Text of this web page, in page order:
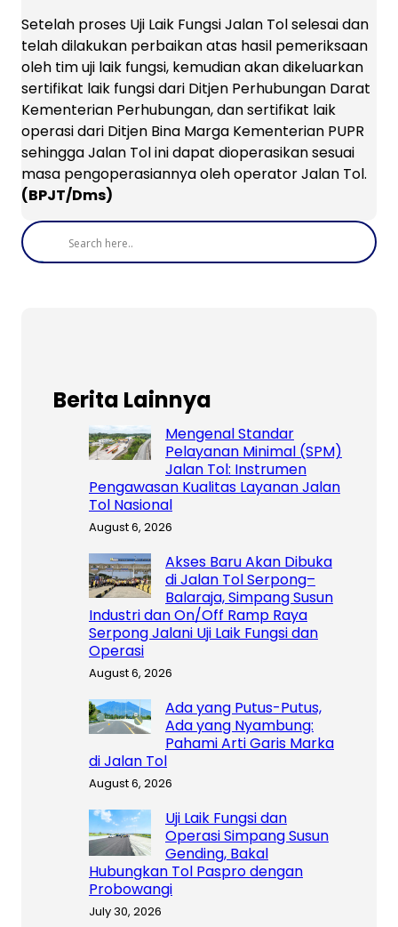
Setelah proses Uji Laik Fungsi Jalan Tol selesai dan
telah dilakukan perbaikan atas hasil pemeriksaan
oleh tim uji laik fungsi, kemudian akan dikeluarkan
sertifikat laik fungsi dari Ditjen Perhubungan Darat
Kementerian Perhubungan, dan sertifikat laik
operasi dari Ditjen Bina Marga Kementerian PUPR
sehingga Jalan Tol ini dapat dioperasikan sesuai
masa pengoperasiannya oleh operator Jalan Tol.
(BPJT/Dms)
Berita Lainnya
Mengenal Standar
Pelayanan Minimal (SPM)
Jalan Tol: Instrumen
Pengawasan Kualitas Layanan Jalan
Tol Nasional
August 6, 2026
Akses Baru Akan Dibuka
di Jalan Tol Serpong–
Balaraja, Simpang Susun
Industri dan On/Off Ramp Raya
Serpong Jalani Uji Laik Fungsi dan
Operasi
August 6, 2026
Ada yang Putus-Putus,
Ada yang Nyambung:
Pahami Arti Garis Marka
di Jalan Tol
August 6, 2026
Uji Laik Fungsi dan
Operasi Simpang Susun
Gending, Bakal
Hubungkan Tol Paspro dengan
Probowangi
July 30, 2026